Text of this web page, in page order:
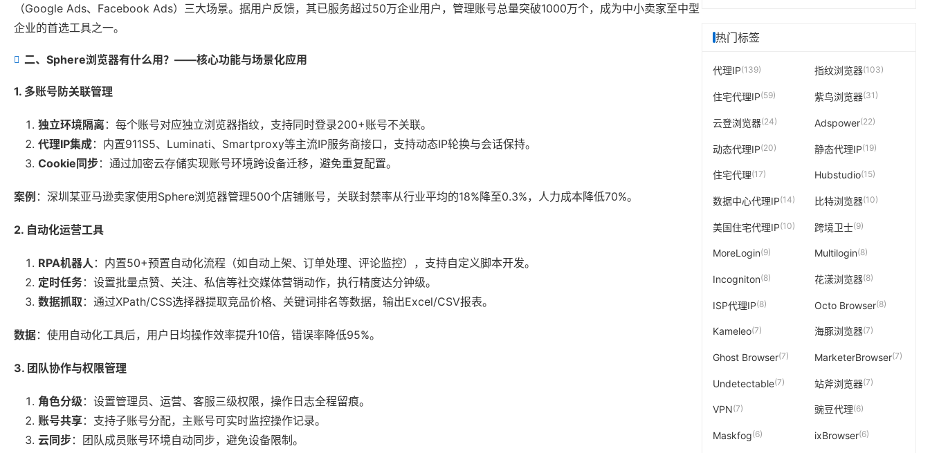
（Google Ads、Facebook Ads）三大场景。据用户反馈，其已服务超过50万企业用户，管理账号总量突破1000万个，成为中小卖家至中型
企业的首选工具之一。
二、Sphere浏览器有什么用？——核心功能与场景化应用
1. 多账号防关联管理
独立环境隔离：每个账号对应独立浏览器指纹，支持同时登录200+账号不关联。
代理IP集成：内置911S5、Luminati、Smartproxy等主流IP服务商接口，支持动态IP轮换与会话保持。
Cookie同步：通过加密云存储实现账号环境跨设备迁移，避免重复配置。
案例 ：深圳某亚马逊卖家使用Sphere浏览器管理500个店铺账号，关联封禁率从行业平均的18%降至0.3%，人力成本降低70%。
2. 自动化运营工具
RPA机器人 ：内置50+预置自动化流程（如自动上架、订单处理、评论监控），支持自定义脚本开发。
定时任务：设置批量点赞、关注、私信等社交媒体营销动作，执行精度达分钟级。
数据抓取 ：通过XPath/CSS选择器提取竞品价格、关键词排名等数据，输出Excel/CSV报表。
数据：使用自动化工具后，用户日均操作效率提升10倍，错误率降低95%。
3. 团队协作与权限管理
角色分级 ：设置管理员、运营、客服三级权限，操作日志全程留痕。
账号共享：支持子账号分配，主账号可实时监控操作记录。
云同步：团队成员账号环境自动同步，避免设备限制。
热门标签
代理IP(139) 指纹浏览器(103)
住宅代理IP(59) 紫鸟浏览器(31)
云登浏览器(24) Adspower(22)
动态代理IP(20) 静态代理IP(19)
住宅代理(17) Hubstudio(15)
数据中心代理IP(14) 比特浏览器(10)
美国住宅代理IP(10) 跨境卫士(9)
MoreLogin(9) Multilogin(8)
Incogniton(8) 花漾浏览器(8)
ISP代理IP(8) Octo Browser(8)
Kameleo(7) 海豚浏览器(7)
Ghost Browser(7) MarketerBrowser(7)
Undetectable(7) 站斧浏览器(7)
VPN(7) 豌豆代理(6)
Maskfog(6) ixBrowser(6)